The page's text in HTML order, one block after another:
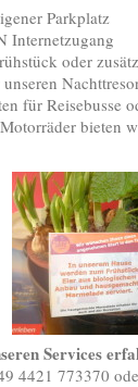
Parkplatz
Internetzugang
oder
für Reisebusse
bieten
Services
4421 773370